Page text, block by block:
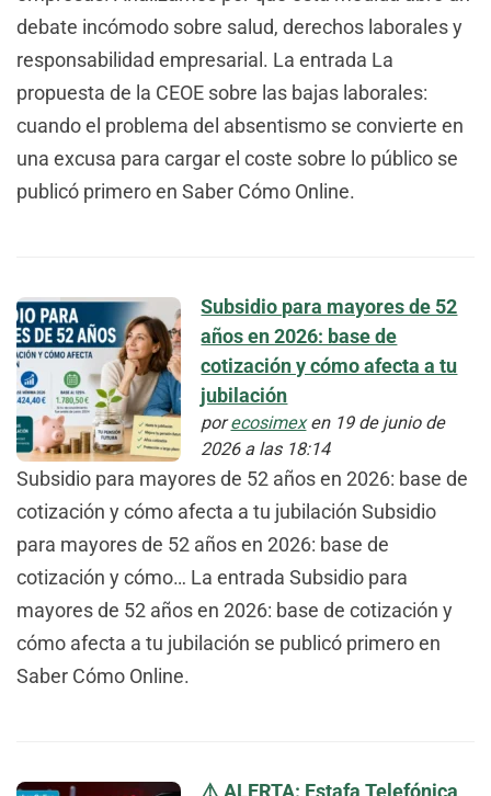
debate incómodo sobre salud, derechos laborales y
responsabilidad empresarial. La entrada La
propuesta de la CEOE sobre las bajas laborales:
cuando el problema del absentismo se convierte en
una excusa para cargar el coste sobre lo público se
publicó primero en Saber Cómo Online.
Subsidio para mayores de 52
años en 2026: base de
cotización y cómo afecta a tu
jubilación
porecosimexen 19 de junio de
2026 a las 18:14
Subsidio para mayores de 52 años en 2026: base de
cotización y cómo afecta a tu jubilación Subsidio
para mayores de 52 años en 2026: base de
cotización y cómo… La entrada Subsidio para
mayores de 52 años en 2026: base de cotización y
cómo afecta a tu jubilación se publicó primero en
Saber Cómo Online.
⚠️ ALERTA: Estafa Telefónica